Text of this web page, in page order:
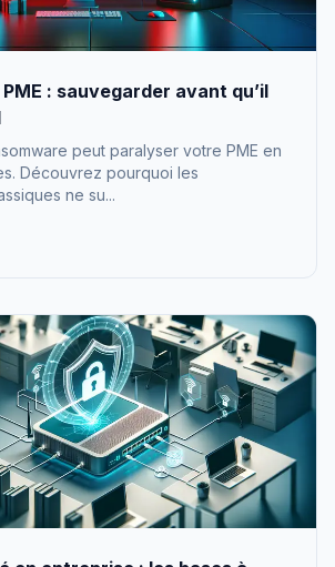
: sauvegarder avant qu’il
peut paralyser votre PME en
Découvrez pourquoi les
ne su...